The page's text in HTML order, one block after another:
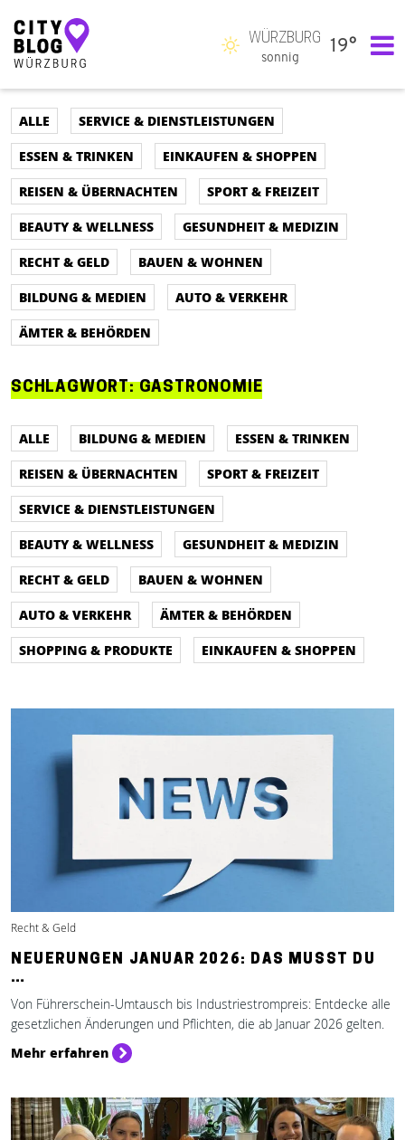
Hauptnavigation
WÜRZBURG
sonnig
19°
ALLE
SERVICE & DIENSTLEISTUNGEN
ESSEN & TRINKEN
EINKAUFEN & SHOPPEN
REISEN & ÜBERNACHTEN
SPORT & FREIZEIT
BEAUTY & WELLNESS
GESUNDHEIT & MEDIZIN
RECHT & GELD
BAUEN & WOHNEN
BILDUNG & MEDIEN
AUTO & VERKEHR
ÄMTER & BEHÖRDEN
SCHLAGWORT:GASTRONOMIE
ALLE BILDUNG & MEDIEN
ESSEN & TRINKEN
REISEN & ÜBERNACHTEN
SPORT & FREIZEIT
SERVICE & DIENSTLEISTUNGEN
BEAUTY & WELLNESS
GESUNDHEIT & MEDIZIN
RECHT & GELD
BAUEN & WOHNEN
AUTO & VERKEHR
ÄMTER & BEHÖRDEN
SHOPPING & PRODUKTE
EINKAUFEN & SHOPPEN
Recht & Geld
NEUERUNGEN JANUAR 2026: DAS MUSST DU
…
Von Führerschein-Umtausch bis Industriestrompreis: Entdecke alle
gesetzlichen Änderungen und Pflichten, die ab Januar 2026 gelten.
Mehr erfahren